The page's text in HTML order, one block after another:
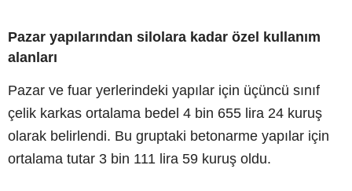
Pazar yapılarından silolara kadar özel kullanım
alanları
Pazar ve fuar yerlerindeki yapılar için üçüncü sınıf
çelik karkas ortalama bedel 4 bin 655 lira 24 kuruş
olarak belirlendi. Bu gruptaki betonarme yapılar için
ortalama tutar 3 bin 111 lira 59 kuruş oldu.